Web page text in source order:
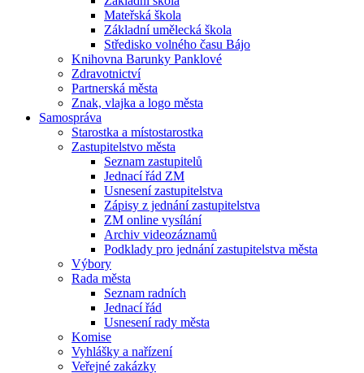
Mateřská škola
Základní umělecká škola
Středisko volného času Bájo
Knihovna Barunky Panklové
Zdravotnictví
Partnerská města
Znak, vlajka a logo města
Samospráva
Starostka a místostarostka
Zastupitelstvo města
Seznam zastupitelů
Jednací řád ZM
Usnesení zastupitelstva
Zápisy z jednání zastupitelstva
ZM online vysílání
Archiv videozáznamů
Podklady pro jednání zastupitelstva města
Výbory
Rada města
Seznam radních
Jednací řád
Usnesení rady města
Komise
Vyhlášky a nařízení
Veřejné zakázky